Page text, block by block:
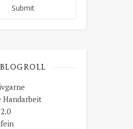
BLOGROLL